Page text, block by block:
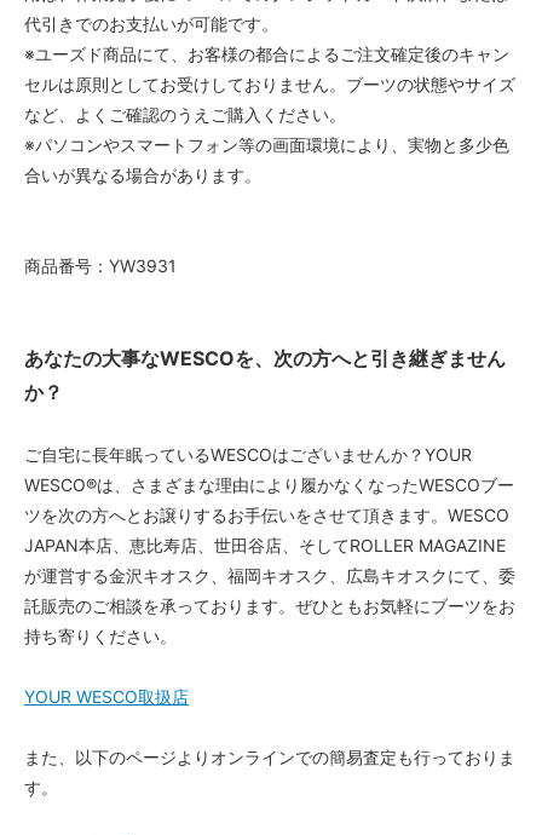
代引きでのお支払いが可能です。
※ユーズド商品にて、お客様の都合によるご注文確定後のキャン
セルは原則としてお受けしておりません。ブーツの状態やサイズ
など、よくご確認のうえご購入ください。
※パソコンやスマートフォン等の画面環境により、実物と多少色
合いが異なる場合があります。
商品番号：YW3931
あなたの大事なWESCOを、次の方へと引き継ぎません
か？
ご自宅に長年眠っているWESCOはございませんか？YOUR
WESCO®️は、さまざまな理由により履かなくなったWESCOブー
ツを次の方へとお譲りするお手伝いをさせて頂きます。WESCO
JAPAN本店、恵比寿店、世田谷店、そしてROLLER MAGAZINE
が運営する金沢キオスク、福岡キオスク、広島キオスクにて、委
託販売のご相談を承っております。ぜひともお気軽にブーツをお
持ち寄りください。
YOUR WESCO取扱店
また、以下のページよりオンラインでの簡易査定も行っておりま
す。